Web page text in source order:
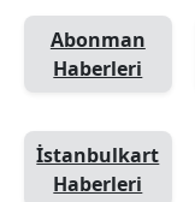
Abonman
Haberleri
İstanbulkart
Haberleri